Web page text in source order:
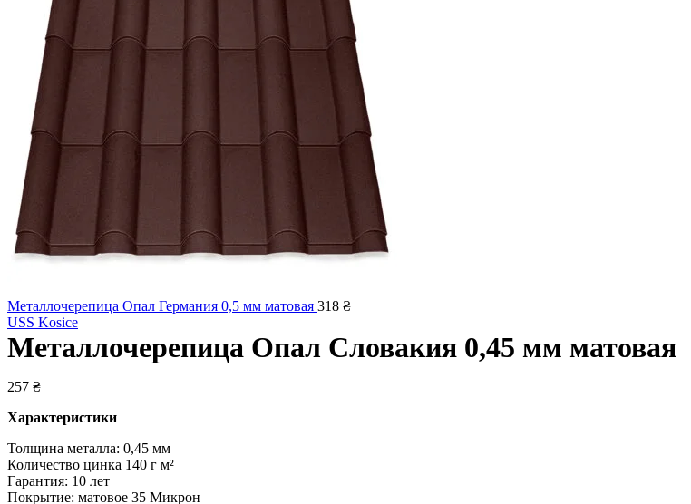
Металлочерепица Опал Германия 0,5 мм матовая 318 ₴
USS Kosice
Металлочерепица Опал Словакия 0,45 мм матовая
257 ₴
Характеристики
Толщина металла: 0,45 мм
Количество цинка 140 г м²
Гарантия: 10 лет
Покрытие: матовое 35 Микрон